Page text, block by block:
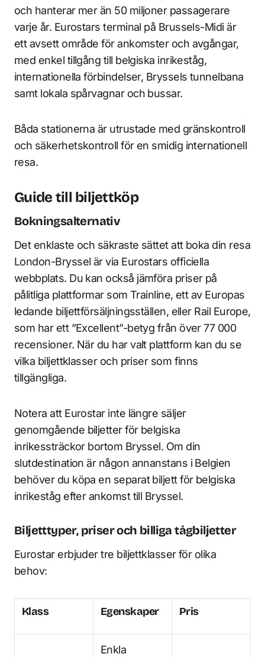
och hanterar mer än 50 miljoner passagerare
varje år. Eurostars terminal på Brussels-Midi är
ett avsett område för ankomster och avgångar,
med enkel tillgång till belgiska inrikeståg,
internationella förbindelser, Bryssels tunnelbana
samt lokala spårvagnar och bussar.
Båda stationerna är utrustade med gränskontroll
och säkerhetskontroll för en smidig internationell
resa.
Guide till biljettköp
Bokningsalternativ
Det enklaste och säkraste sättet att boka din resa
London-Bryssel är via Eurostars officiella
webbplats. Du kan också jämföra priser på
pålitliga plattformar som Trainline, ett av Europas
ledande biljettförsäljningsställen, eller Rail Europe,
som har ett ”Excellent”-betyg från över 77 000
recensioner. När du har valt plattform kan du se
vilka biljettklasser och priser som finns
tillgängliga.
Notera att Eurostar inte längre säljer
genomgående biljetter för belgiska
inrikessträckor bortom Bryssel. Om din
slutdestination är någon annanstans i Belgien
behöver du köpa en separat biljett för belgiska
inrikeståg efter ankomst till Bryssel.
Biljetttyper, priser och billiga tågbiljetter
Eurostar erbjuder tre biljettklasser för olika
behov:
Klass Egenskaper Pris
Enkla